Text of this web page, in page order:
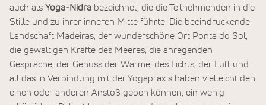
auch als Yoga-Nidra bezeichnet, die die Teilnehmenden in die
Stille und zu ihrer inneren Mitte führte. Die beeindruckende
Landschaft Madeiras, der wunderschöne Ort Ponta do Sol,
die gewaltigen Kräfte des Meeres, die anregenden
Gespräche, der Genuss der Wärme, des Lichts, der Luft und
all das in Verbindung mit der Yogapraxis haben vielleicht den
einen oder anderen Anstoß geben können, ein wenig